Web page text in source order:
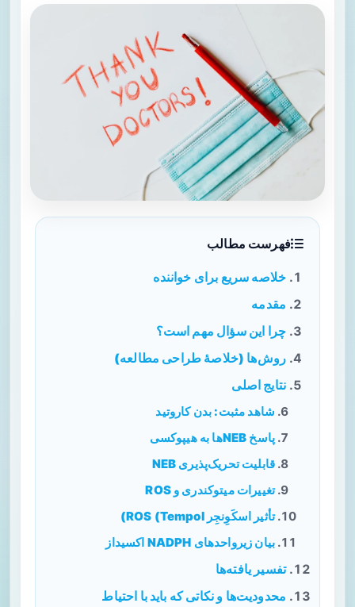
فهرست مطالب
خلاصه سریع برای خواننده
مقدمه
چرا این سؤال مهم است؟
روش‌ها (خلاصهٔ طراحی مطالعه)
نتایج اصلی
شاهد مثبت: بدن کاروتید
پاسخ NEBها به هیپوکسی
قابلیت تحریک‌پذیری NEB
تغییرات میتوکندری و ROS
تأثیر اسکَوِنجِر ROS (Tempol)
بیان زیرواحدهای NADPH اکسیداز
تفسیر یافته‌ها
محدودیت‌ها و نکاتی که باید با احتیاط